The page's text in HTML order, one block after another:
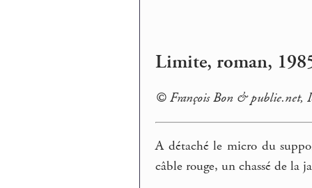
Limite, roman,
© François Bon &
A détaché le micro du
câble rouge, un chassé de la